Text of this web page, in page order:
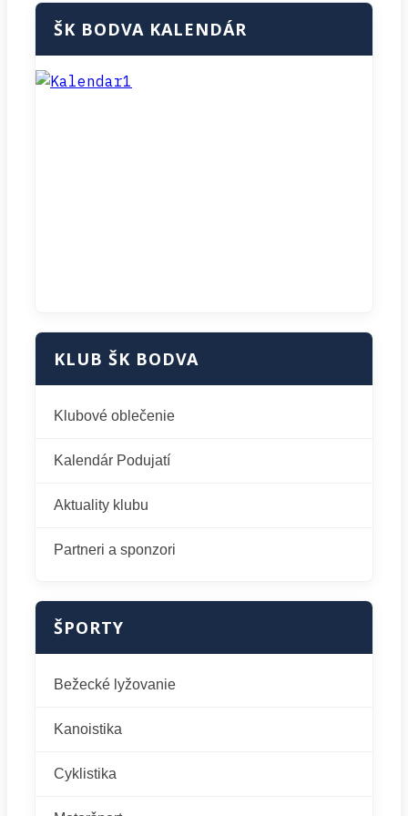
ŠK BODVA KALENDÁR
KLUB ŠK BODVA
Klubové oblečenie
Kalendár Podujatí
Aktuality klubu
Partneri a sponzori
ŠPORTY
Bežecké lyžovanie
Kanoistika
Cyklistika